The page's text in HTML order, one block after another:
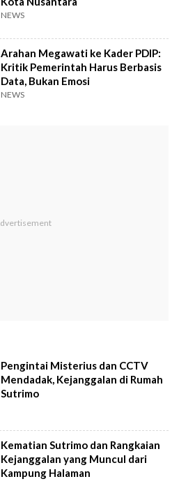
NEWS
Arahan Megawati ke Kader PDIP:
Kritik Pemerintah Harus Berbasis
Data, Bukan Emosi
NEWS
Pengintai Misterius dan CCTV
Mendadak, Kejanggalan di Rumah
Sutrimo
Kematian Sutrimo dan Rangkaian
Kejanggalan yang Muncul dari
Kampung Halaman